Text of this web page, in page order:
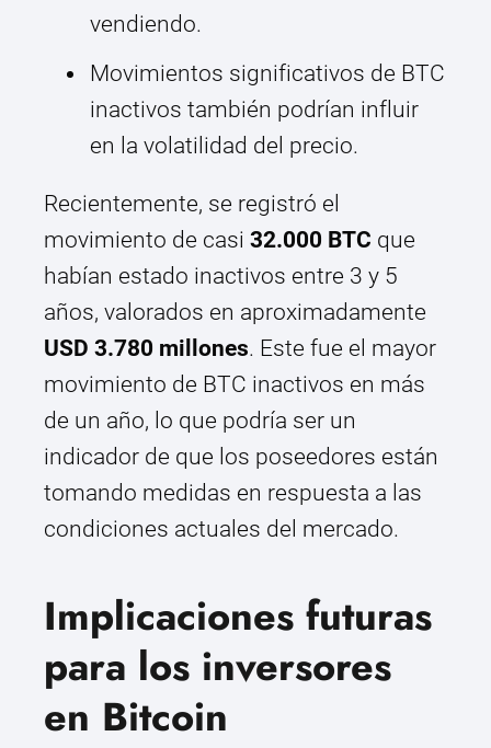
vendiendo.
Movimientos significativos de BTC
inactivos también podrían influir
en la volatilidad del precio.
Recientemente, se registró el
movimiento de casi 32.000 BTC que
habían estado inactivos entre 3 y 5
años, valorados en aproximadamente
USD 3.780 millones. Este fue el mayor
movimiento de BTC inactivos en más
de un año, lo que podría ser un
indicador de que los poseedores están
tomando medidas en respuesta a las
condiciones actuales del mercado.
Implicaciones futuras
para los inversores
en Bitcoin